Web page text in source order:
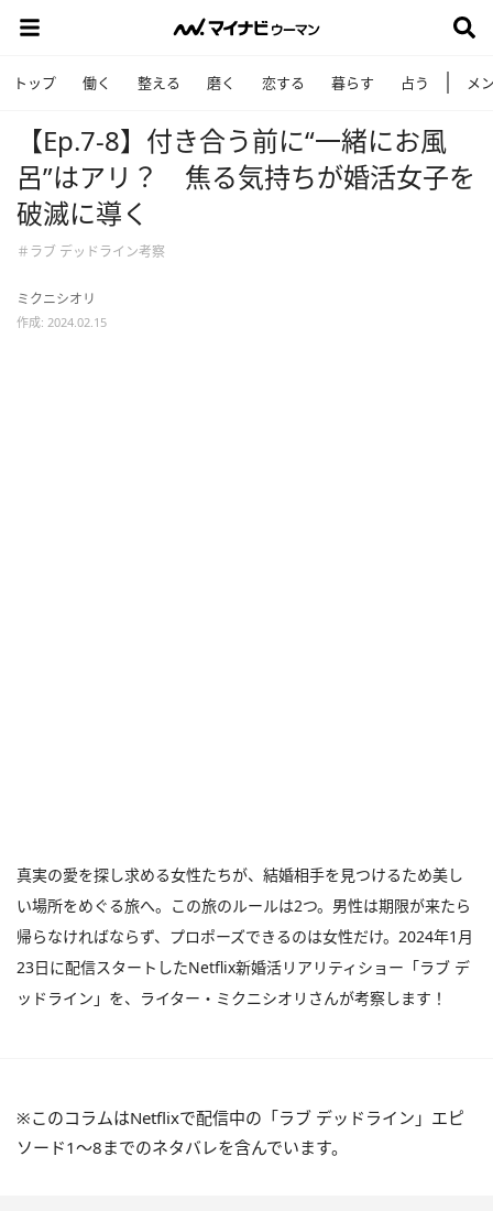
トップ 働く 整える 磨く 恋する 暮らす 占う メ
【Ep.7-8】付き合う前に“一緒にお風
呂”はアリ？ 焦る気持ちが婚活女子を
破滅に導く
＃ラブ デッドライン考察
ミクニシオリ
作成: 2024.02.15
真実の愛を探し求める女性たちが、結婚相手を見つけるため美し
い場所をめぐる旅へ。この旅のルールは2つ。男性は期限が来たら
帰らなければならず、プロポーズできるのは女性だけ。2024年1月
23日に配信スタートしたNetflix新婚活リアリティショー「ラブ デ
ッドライン」を、ライター・ミクニシオリさんが考察します！
※このコラムはNetflixで配信中の「ラブ デッドライン」エピ
ソード1～8までのネタバレを含んでいます。